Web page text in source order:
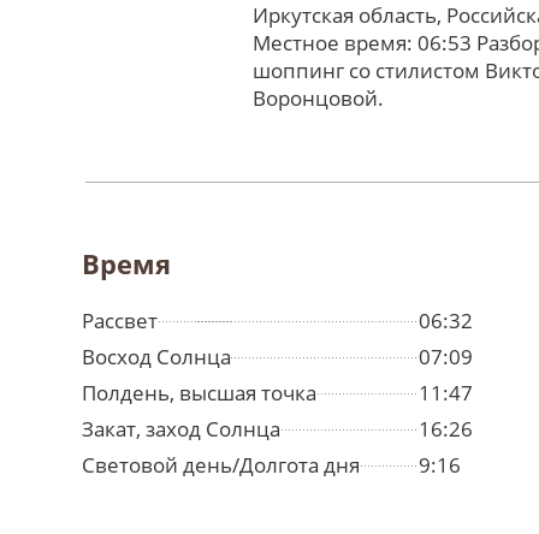
Иркутская область,
Местное время: 06:53
шоппинг со стилистом
Воронцовой.
Время
Рассвет
06:32
Восход Солнца
07:09
Полдень, высшая точка
11:47
Закат, заход Солнца
16:26
Световой день/Долгота дня
9:16